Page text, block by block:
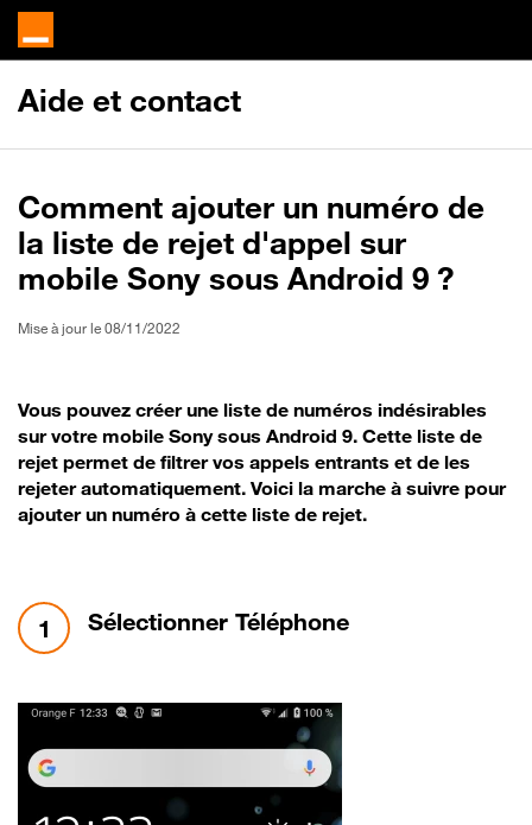
Aide et contact
Comment ajouter un numéro de
la liste de rejet d'appel sur
mobile Sony sous Android 9 ?
Mise à jour le 08/11/2022
Vous pouvez créer une liste de numéros indésirables
sur votre mobile Sony sous Android 9. Cette liste de
rejet permet de filtrer vos appels entrants et de les
rejeter automatiquement. Voici la marche à suivre pour
ajouter un numéro à cette liste de rejet.
1 étape 1:
Sélectionner Téléphone